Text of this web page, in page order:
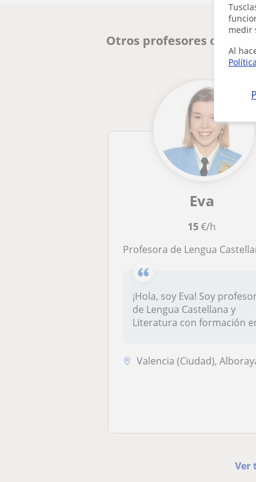
medir
Al
Otros profesores de
Eva
15€/h
Profesora de Lengua Castellana y Literatura, formada en Educación
¡Hola, soy Eva! Soy
de Lengua Castellana y
Literatura con formación
Valencia (Ciudad), Alboraya, Almàssera, Bonrepòs I Mirambell,
Ver